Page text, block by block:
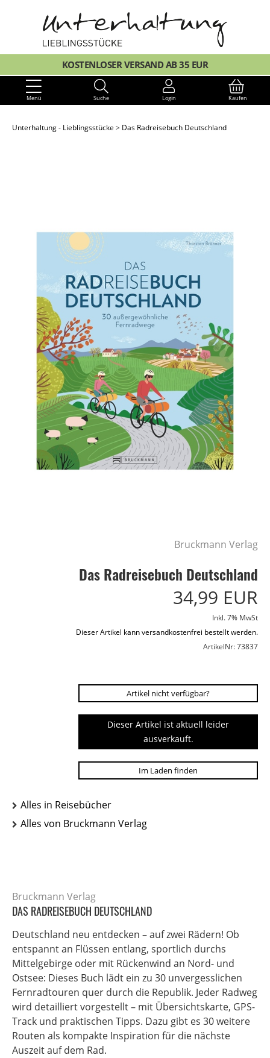
KOSTENLOSER VERSAND AB 35 EUR
Menü Suche Login Kaufen
Unterhaltung - Lieblingsstücke Das Radreisebuch Deutschland
Bruckmann Verlag
Das Radreisebuch Deutschland
34,99 EUR
Inkl. 7% MwSt
Dieser Artikel kann versandkostenfrei bestellt werden.
ArtikelNr: 73837
Artikel nicht verfügbar?
Dieser Artikel ist aktuell leider
ausverkauft.
Im Laden finden
Alles in Reisebücher
Alles von Bruckmann Verlag
Bruckmann Verlag
DAS RADREISEBUCH DEUTSCHLAND
Deutschland neu entdecken – auf zwei Rädern! Ob
entspannt an Flüssen entlang, sportlich durchs
Mittelgebirge oder mit Rückenwind an Nord- und
Ostsee: Dieses Buch lädt ein zu 30 unvergesslichen
Fernradtouren quer durch die Republik. Jeder Radweg
wird detailliert vorgestellt – mit Übersichtskarte, GPS-
Track und praktischen Tipps. Dazu gibt es 30 weitere
Routen als kompakte Inspiration für die nächste
Auszeit auf dem Rad.